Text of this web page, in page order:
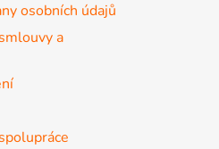
osobních údajů
a